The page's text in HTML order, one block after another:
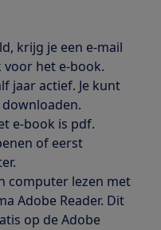
krijg je een e-mail
het e-book.
jaar actief. Je kunt
e-book is pdf.
of eerst
computer lezen met
Adobe Reader. Dit
op de Adobe